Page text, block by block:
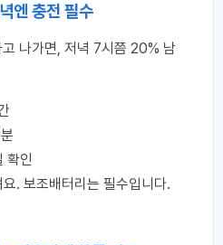
엔 충전 필수
나가면, 저녁 7시쯤 20% 남
확인
. 보조배터리는 필수입니다.